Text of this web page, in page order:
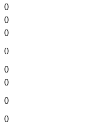
0
0
0
0
0
0
0
0